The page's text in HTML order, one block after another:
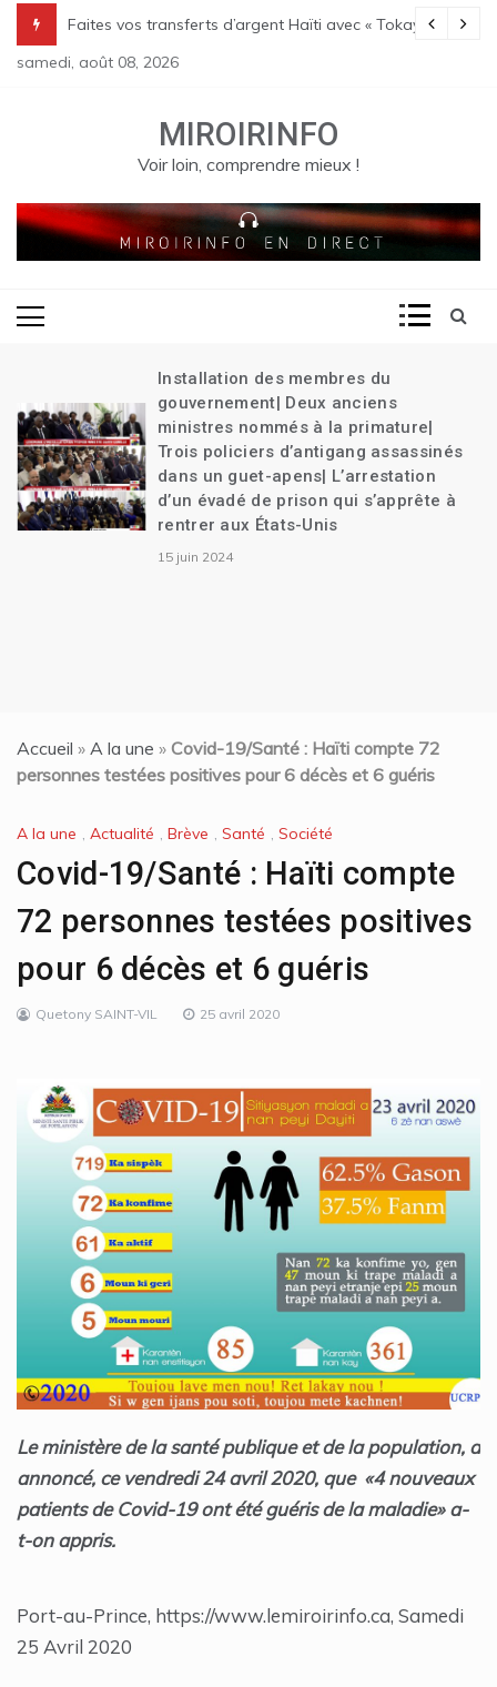
content
Le bilan des massacres de Pont Sondé s’alourdit| La
Faites vos transferts d’argent Haïti avec « Tokay »
samedi, août 08, 2026
MIROIRINFO
Voir loin, comprendre mieux !
Installation des membres du
gouvernement| Deux anciens
ministres nommés à la primature|
Trois policiers d’antigang assassinés
dans un guet-apens| L’arrestation
d’un évadé de prison qui s’apprête à
rentrer aux États-Unis
15 juin 2024
Accueil » A la une » Covid-19/Santé : Haïti compte 72
personnes testées positives pour 6 décès et 6 guéris
A la une , Actualité , Brève , Santé , Société
Covid-19/Santé : Haïti compte
72 personnes testées positives
pour 6 décès et 6 guéris
Quetony SAINT-VIL 25 avril 2020
Le ministère de la santé publique et de la population, a
annoncé, ce vendredi 24 avril 2020, que «4 nouveaux
patients de Covid-19 ont été guéris de la maladie» a-
t-on appris.
Port-au-Prince, https://www.lemiroirinfo.ca, Samedi
25 Avril 2020